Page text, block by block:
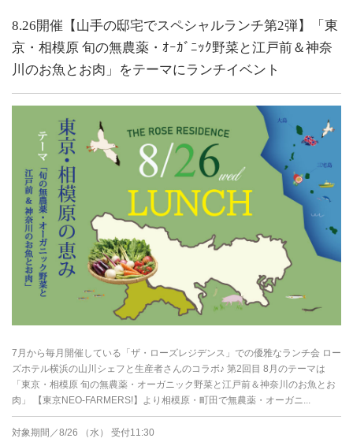
8.26開催【山手の邸宅でスペシャルランチ第2弾】「東
京・相模原 旬の無農薬・ｵｰｶﾞﾆｯｸ野菜と江戸前＆神奈
川のお魚とお肉」をテーマにランチイベント
7月から毎月開催している「ザ・ローズレジデンス」での優雅なランチ会 ロー
ズホテル横浜の山川シェフと生産者さんのコラボ♪ 第2回目 8月のテーマは
「東京・相模原 旬の無農薬・オーガニック野菜と江戸前＆神奈川のお魚とお
肉」 【東京NEO-FARMERS!】より相模原・町田で無農薬・オーガニ...
対象期間／8/26 （水） 受付11:30